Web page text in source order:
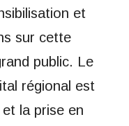
et
sur cette
public. Le
régional est
la prise en